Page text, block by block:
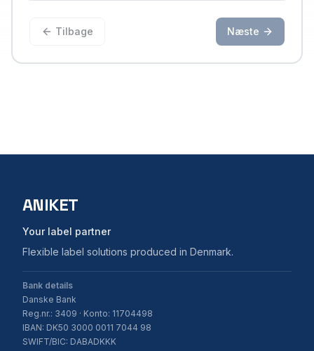
Tilbage Næste
ANIKET
Your label partner
Flexible label solutions produced in Denmark.
Bank details
Danske Bank
Reg.nr.: 3409 · Konto: 11704498
IBAN: DK50 3000 0011 7044 98
SWIFT/BIC: DABADKKK